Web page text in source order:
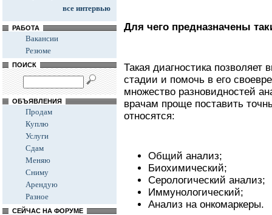
все интервью
РАБОТА
Вакансии
Резюме
ПОИСК
ОБЪЯВЛЕНИЯ
Продам
Куплю
Услуги
Сдам
Меняю
Сниму
Арендую
Разное
СЕЙЧАС НА ФОРУМЕ
Для чего предназначены
Такая диагностика позволяет
стадии и помочь в его
множество разновидностей
врачам проще поставить
относятся:
Общий анализ;
Биохимический;
Серологический анализ;
Иммунологический;
Анализ на онкомаркеры.